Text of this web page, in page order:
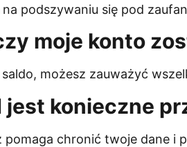
podszywaniu się pod
moje konto
możesz zauważyć
jest konieczne
pomaga chronić twoje dane i